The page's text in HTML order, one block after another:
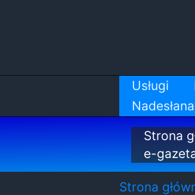
Usługi
Strona
e-
Strona